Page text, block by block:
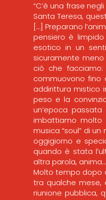
“C’è una frase
Santa Teresa,
[…] Preparano
pensiero è
esotico in un
sicuramente
ciò che
commuovono fino
addirittura mistico
peso e la
un’epoca
imbattiamo molto
musica “soul” di
oggigiorno e
quando è stata
altra parola, anima…
Molto tempo dopo
tra qualche mese,
riunione pubblica,